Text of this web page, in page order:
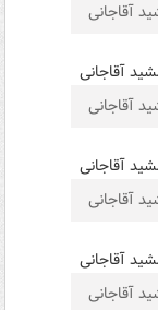
آقاجانی
آقاجانی
آقاجانی
آقاجانی